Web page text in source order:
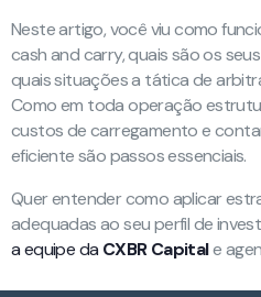
Neste artigo, você viu como
cash and carry, quais são os
quais situações a tática de
Como em toda operação
custos de carregamento e
eficiente são passos essenciais.
Quer entender como aplicar
adequadas ao seu perfil de
a equipe da CXBRCapitale